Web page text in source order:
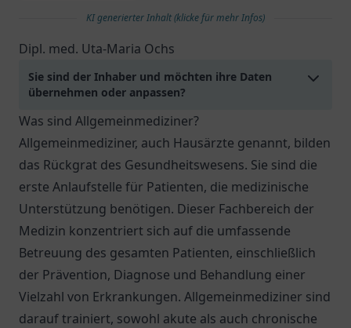
KI generierter Inhalt (klicke für mehr Infos)
Dipl. med. Uta-Maria Ochs
Sie sind der Inhaber und möchten ihre Daten
übernehmen oder anpassen?
Was sind Allgemeinmediziner?
Allgemeinmediziner, auch Hausärzte genannt, bilden
das Rückgrat des Gesundheitswesens. Sie sind die
erste Anlaufstelle für Patienten, die medizinische
Unterstützung benötigen. Dieser Fachbereich der
Medizin konzentriert sich auf die umfassende
Betreuung des gesamten Patienten, einschließlich
der Prävention, Diagnose und Behandlung einer
Vielzahl von Erkrankungen. Allgemeinmediziner sind
darauf trainiert, sowohl akute als auch chronische